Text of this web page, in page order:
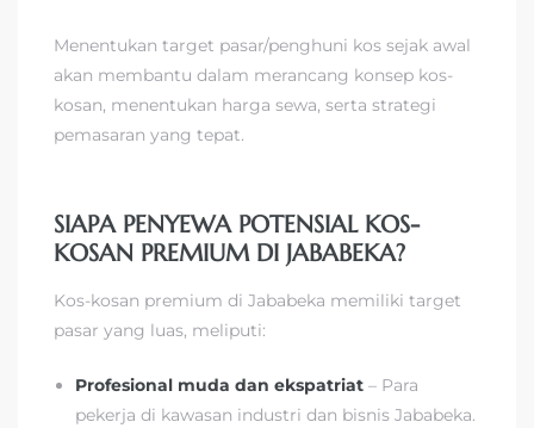
Menentukan target pasar/penghuni kos sejak awal
akan membantu dalam merancang konsep kos-
kosan, menentukan harga sewa, serta strategi
pemasaran yang tepat.
SIAPA PENYEWA POTENSIAL KOS-
KOSAN PREMIUM DI JABABEKA?
Kos-kosan premium di Jababeka memiliki target
pasar yang luas, meliputi:
Profesional muda dan ekspatriat – Para
pekerja di kawasan industri dan bisnis Jababeka.